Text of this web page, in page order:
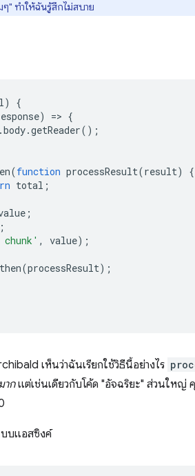
" ทำให้ฉันรู้สึกไม่สบาย
)
{
) => {
body.getReader();
(function processResult(result)
{
total ;
;
, value);
then(processResult);
เห็นว่าฉันเรียกใช้วิธีนี้อย่างไร
ากแต่เช่นเดียวกับโค้ด "อัจฉริยะ" ส่วนใหญ่
บแอสซิงค์